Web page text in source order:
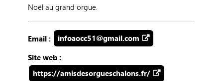
Noël au grand orgue.
Email :
infoaocc51@gmail.com
Site web :
https://amisdesorgueschalons.fr/